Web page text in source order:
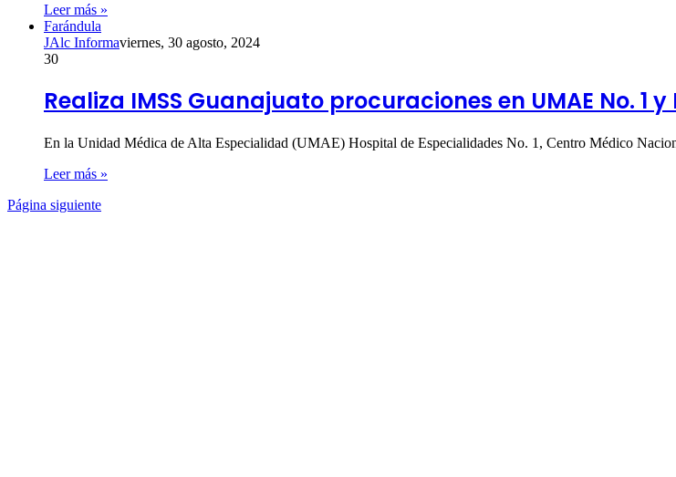
Leer más »
Farándula
JAlc Informaviernes, 30 agosto, 2024
30
Realiza IMSS Guanajuato procuraciones en UMAE No. 1
En la Unidad Médica de Alta Especialidad (UMAE) Hospital de Especialidades No. 1, Centro Médico
Leer más »
Página siguiente